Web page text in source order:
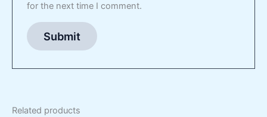
for the next time I comment.
Related products